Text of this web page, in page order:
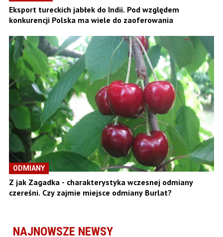
Eksport tureckich jabłek do Indii. Pod względem
konkurencji Polska ma wiele do zaoferowania
ODMIANY
Z jak Zagadka - charakterystyka wczesnej odmiany
czereśni. Czy zajmie miejsce odmiany Burlat?
NAJNOWSZE NEWSY